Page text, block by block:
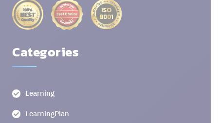
Categories
Learning
LearningPlan